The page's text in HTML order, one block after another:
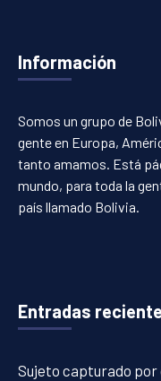
Información
Somos un grupo de
gente en Europa,
tanto amamos. Está
mundo, para toda la
país llamado Bolivia.
Entradas
Sujeto capturado por